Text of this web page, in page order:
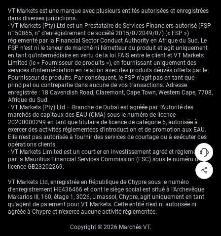
VT Markets est une marque avec plusieurs entités autorisées et enregistrées
dans diverses juridictions.
· VT Markets (Pty) Ltd est un Prestataire de Services Financiers autorisé (FSP
n° 50865, n° d’enregistrement de société 2015/072049/07) (« FSP »)
réglementé par la Financial Sector Conduct Authority en Afrique du Sud. Le
FSP n’est ni le teneur de marché ni l’émetteur du produit et agit uniquement
en tant qu’intermédiaire en vertu de la loi FAIS entre le client et VT Markets
Limited (le « Fournisseur de produits »), en fournissant uniquement des
services d’intermédiation en relation avec des produits dérivés offerts par le
Fournisseur de produits. Par conséquent, le FSP n’agit pas en tant que
principal ou contrepartie dans aucune de vos transactions. Adresse
enregistrée : 18 Cavendish Road, Claremont, Cape Town, Western Cape, 7708,
Afrique du Sud.
· VT Markets (Pty) Ltd – Branche de Dubaï est agréée par l'Autorité des
marchés de capitaux des EAU (CMA) sous le numéro de licence
20200000299 en tant que titulaire de licence de catégorie 5, autorisée à
exercer des activités réglementées d'introduction et de promotion aux EAU.
Elle n'est pas autorisée à fournir des services de courtage ou à exécuter des
opérations clients.
· VT Markets Limited est un courtier en investissement agréé et réglementé
par la Mauritius Financial Services Commission (FSC) sous le numéro de
licence GB23202269.
VT Markets Ltd, enregistrée en République de Chypre sous le numéro
d'enregistrement HE436466 et dont le siège social est situé à l'Archevêque
Makarios III, 160, étage 1, 3026, Limassol, Chypre, agit uniquement en tant
qu'agent de paiement pour VT Markets. Cette entité n'est ni autorisée ni
agréée à Chypre et n'exerce aucune activité réglementée.
Copyright © 2026 Marchés VT.